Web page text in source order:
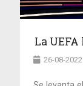
La
26-08-